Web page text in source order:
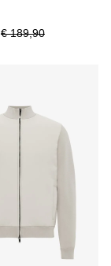
€ 189,90